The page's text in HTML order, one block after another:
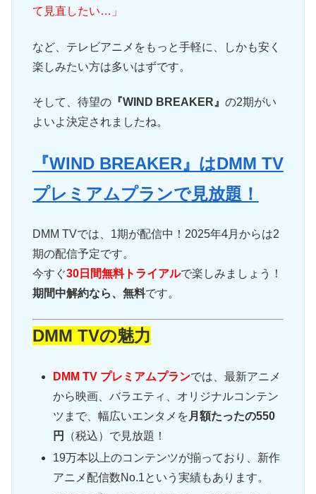
て見直したい…」
など、テレビアニメをもっと手軽に、しかも安く
楽しみたい方は多いはずです。
そして、待望の『WIND BREAKER』 の2期がい
よいよ決定されましたね。
『WIND BREAKER』はDMM TV
プレミアムプランで見放題！
DMM TVでは、1期が配信中！2025年4月からは2
期の配信予定です。
今すぐ30日間無料トライアルで楽しみましょう！
期間中解約なら、無料です。
DMM TVの魅力
DMM TV プレミアムプランでは、最新アニメ
から映画、バラエティ、オリジナルコンテン
ツまで、幅広いエンタメを 月額たったの550
円
（税込）で見放題！
19万本以上のコンテンツが揃っており、新作
アニメ配信数No.1という実績もあります。